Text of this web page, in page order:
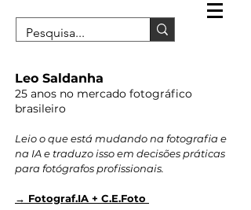
Leo Saldanha
25 anos no mercado fotográfico
brasileiro
Leio o que está mudando na fotografia e
na IA e traduzo isso em decisões práticas
para fotógrafos profissionais.
→ Fotograf.IA + C.E.Foto